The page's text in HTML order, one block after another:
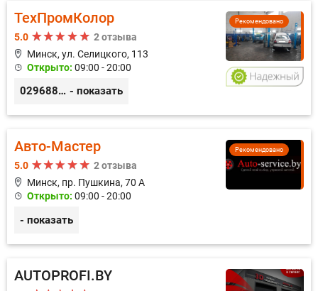
Рекомендовано
ТехПромКолор
5.0
2 отзыва
Минск, ул. Селицкого, 113
Открыто: 09:00 - 20:00
0296889898 - показать
Рекомендовано
Авто-Мастер
5.0
2 отзыва
Минск, пр. Пушкина, 70 А
Открыто: 09:00 - 20:00
- показать
AUTOPROFI.BY